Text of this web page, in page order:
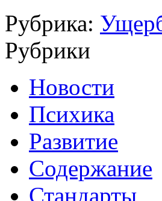
Рубрика:
Рубрики
Новости
Психика
Развитие
Содержание
Стандарты